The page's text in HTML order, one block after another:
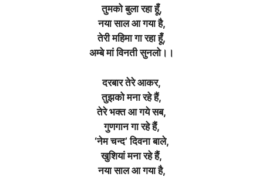
तुमको बुला रहा हूँ,
नया साल आ गया है,
तेरी महिमा गा रहा हूँ,
अम्बे मां विनती सुनलो।।
दरबार तेरे आकर,
तुझको मना रहे हैं,
तेरे भक्त आ गये सब,
गुणगान गा रहे हैं,
‘नेम चन्द’ दिवना बाले,
खुशियां मना रहे हैं,
नया साल आ गया है,